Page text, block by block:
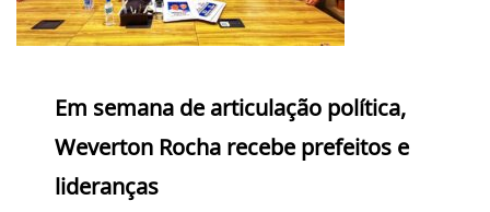
Em semana de articulação política,
Weverton Rocha recebe prefeitos e
lideranças